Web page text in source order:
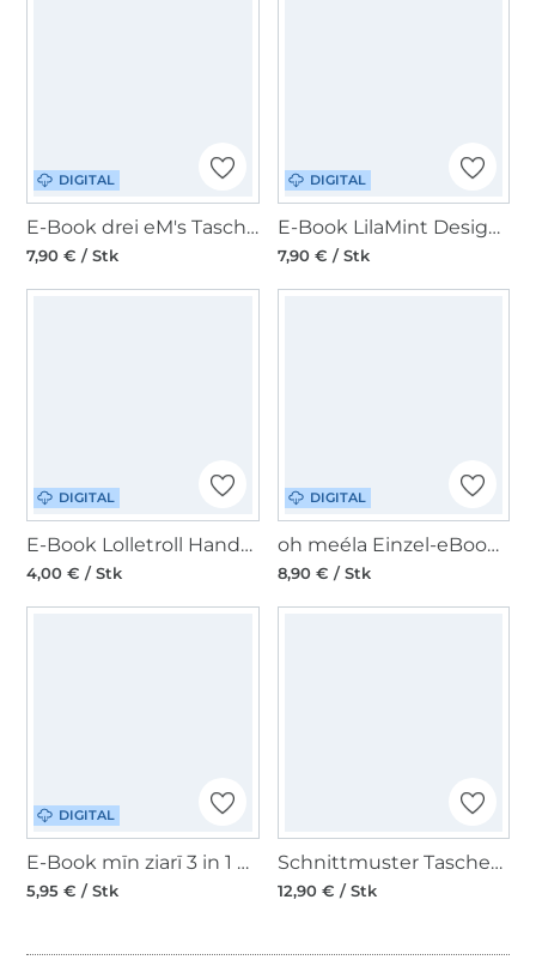
DIGITAL
E-Book drei eM's Tasche Coburg
7,90 € / Stk
DIGITAL
E-Book LilaMint Design Handtasche Vermont15
7,90 € / Stk
DIGITAL
E-Book Lolletroll Handtasche Ava
4,00 € / Stk
DIGITAL
oh meéla Einzel-eBook ohPerri Midi
8,90 € / Stk
DIGITAL
E-Book mīn ziarī 3 in 1 Tasche VerRück(T)Sack
5,95 € / Stk
Schnittmuster Taschen, Burda 5675
12,90 € / Stk